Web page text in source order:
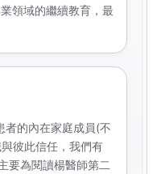
領域的繼續教育，最
者的內在家庭成員(不
彼此信任，我們有
要為閱讀楊醫師第二